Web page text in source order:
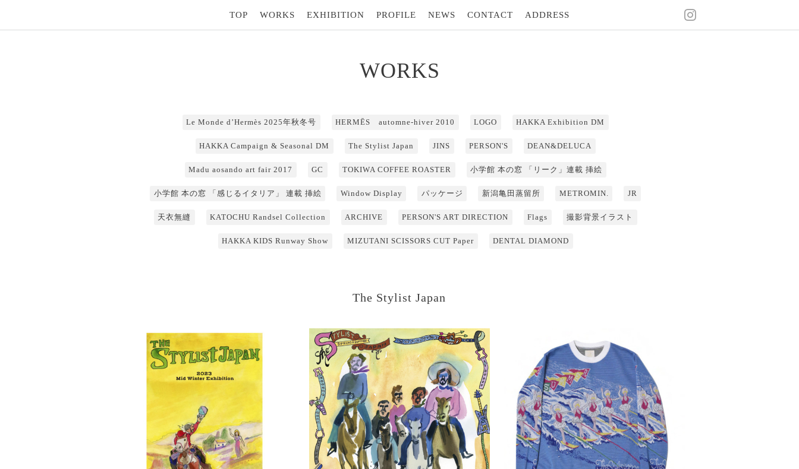
TOP WORKS EXHIBITION PROFILE NEWS CONTACT ADDRESS
WORKS
Le Monde d’Hermès 2025年秋冬号 HERMĒS automne-hiver 2010 LOGO HAKKA Exhibition DM
HAKKA Campaign & Seasonal DM The Stylist Japan JINS PERSON'S DEAN&DELUCA
Madu aosando art fair 2017 GC TOKIWA COFFEE ROASTER 小学館 本の窓 「リーク」連載 挿絵
小学館 本の窓 「感じるイタリア」 連載 挿絵 Window Display パッケージ 新潟亀田蒸留所 METROMIN. JR
天衣無縫 KATOCHU Randsel Collection ARCHIVE PERSON'S ART DIRECTION Flags 撮影背景イラスト
HAKKA KIDS Runway Show MIZUTANI SCISSORS CUT Paper DENTAL DIAMOND
The Stylist Japan